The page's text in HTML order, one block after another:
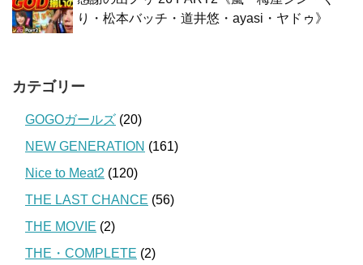
り・松本バッチ・道井悠・ayasi・ヤドゥ》
カテゴリー
GOGOガールズ (20)
NEW GENERATION (161)
Nice to Meat2 (120)
THE LAST CHANCE (56)
THE MOVIE (2)
THE・COMPLETE (2)